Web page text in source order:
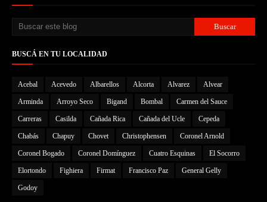
BUSCÁ EN TU LOCALIDAD
Acebal Acevedo Albarellos Alcorta Alvarez Alvear
Arminda Arroyo Seco Bigand Bombal Carmen del Sauce
Carreras Casilda Cañada Rica Cañada del Ucle Cepeda
Chabás Chapuy Chovet Christophensen Coronel Arnold
Coronel Bogado Coronel Domínguez Cuatro Esquinas El Socorro
Elortondo Fighiera Firmat Francisco Paz General Gelly
Godoy